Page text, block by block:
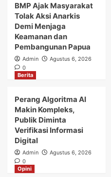
BMP Ajak Masyarakat
Tolak Aksi Anarkis
Demi Menjaga
Keamanan dan
Pembangunan Papua
Admin
Agustus 6, 2026
0
Berita
Perang Algoritma AI
Makin Kompleks,
Publik Diminta
Verifikasi Informasi
Digital
Admin
Agustus 6, 2026
0
Opini